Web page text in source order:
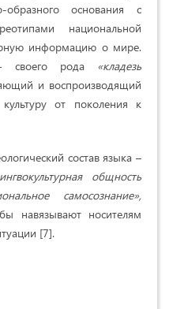
образного основания с
национальной
информацию о мире.
своего рода «кладезь
и воспроизводящий
от поколения к
состав языка –
общность
само­сознание»,
навязывают носителям
[7].